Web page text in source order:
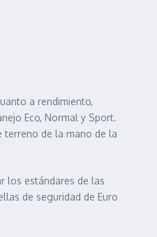
a rendimiento,
Eco, Normal y Sport.
terreno de la mano de la
los estándares de las
de seguridad de Euro